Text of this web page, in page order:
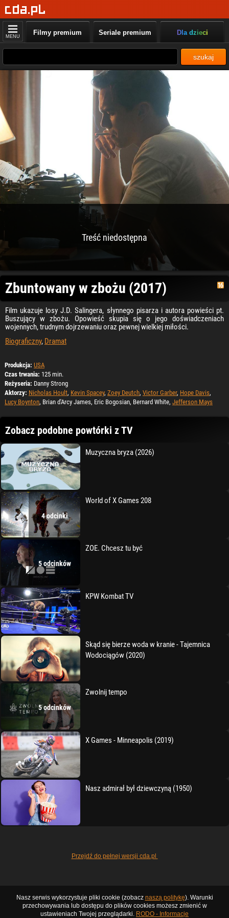
MENU Filmy premium Seriale premium Dla dzieci
szukaj
Treść niedostępna
Zbuntowany w zbożu (2017)
Film ukazuje losy J.D. Salingera, słynnego pisarza i autora powieści pt.
Buszujący w zbożu. Opowieść skupia się o jego doświadczeniach
wojennych, trudnym dojrzewaniu oraz pewnej wielkiej miłości.
Biograficzny, Dramat
Produkcja: USA
Czas trwania: 125 min.
Reżyseria: Danny Strong
Aktorzy: Nicholas Hoult, Kevin Spacey, Zoey Deutch, Victor Garber, Hope Davis,
Lucy Boynton, Brian d'Arcy James, Eric Bogosian, Bernard White, Jefferson Mays
Zobacz podobne powtórki z TV
Muzyczna bryza (2026)
4 odcinki
World of X Games 208
5 odcinków
ZOE. Chcesz tu być
KPW Kombat TV
Skąd się bierze woda w kranie - Tajemnica
Wodociągów (2020)
5 odcinków
Zwolnij tempo
X Games - Minneapolis (2019)
Nasz admirał był dziewczyną (1950)
Przejdź do pełnej wersji cda.pl
Nasz serwis wykorzystuje pliki cookie (zobacz naszą politykę). Warunki
przechowywania lub dostępu do plików cookies możesz zmienić w
ustawieniach Twojej przeglądarki. RODO - Informacje